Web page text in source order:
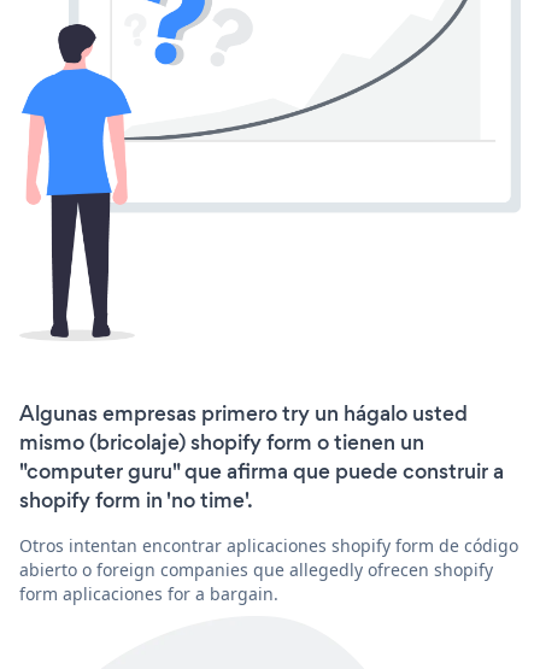
Algunas empresas primero try un hágalo usted
mismo (bricolaje) shopify form o tienen un
"computer guru" que afirma que puede construir a
shopify form in 'no time'.
Otros intentan encontrar aplicaciones shopify form de código
abierto o foreign companies que allegedly ofrecen shopify
form aplicaciones for a bargain.